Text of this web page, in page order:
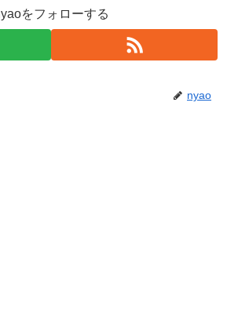
をフォローする
nyao